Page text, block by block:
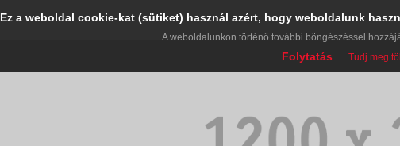
Ez a weboldal cookie-kat (sütiket) használ azért, hogy weboldalunk
A weboldalunkon történő további böngészéssel
Folytatás Tudj meg